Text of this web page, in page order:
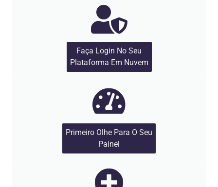
Faça Login No Seu
Plataforma Em Nuvem
Primeiro Olhe Para O Seu
Painel